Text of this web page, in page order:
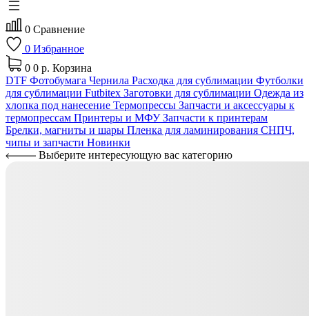
0 Сравнение
0 Избранное
0 0 р. Корзина
DTF Фотобумага Чернила Расходка для сублимации Футболки
для сублимации Futbitex Заготовки для сублимации Одежда из
хлопка под нанесение Термопрессы Запчасти и аксессуары к
термопрессам Принтеры и МФУЗапчасти к принтерам
Брелки, магниты и шары Пленка для ламинирования СНПЧ,
чипы и запчасти Новинки
Выберите интересующую вас категорию